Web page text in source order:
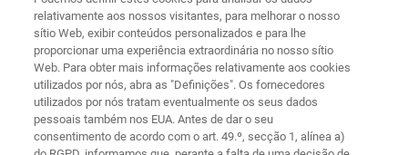
Página
principal Contacto Aviso legal
Proteção de
Termos e
condições
Diretivas de
cookies Iniciar sessão
relativamente aos nossos visitantes, para melhorar o nosso
sítio Web, exibir conteúdos personalizados e para lhe
proporcionar uma experiência extraordinária no nosso sítio
Web. Para obter mais informações relativamente aos cookies
utilizados por nós, abra as "Definições". Os fornecedores
utilizados por nós tratam eventualmente os seus dados
pessoais também nos EUA. Antes de dar o seu
consentimento de acordo com o art. 49.º, secção 1, alínea a)